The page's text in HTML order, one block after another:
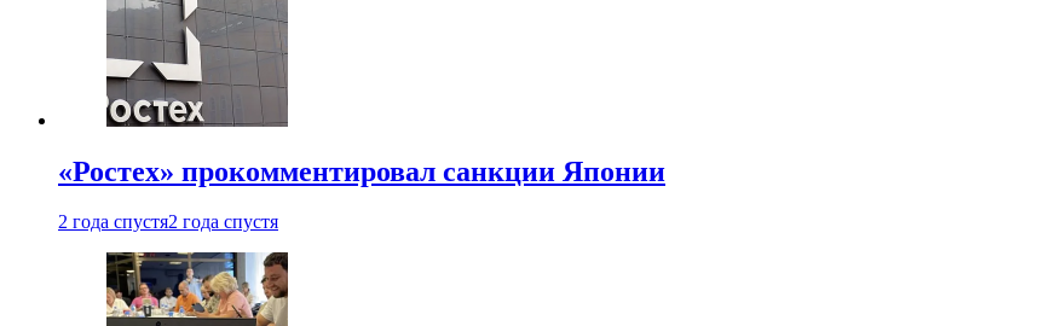
«Ростех» прокомментировал санкции Японии
2 года спустя2 года спустя